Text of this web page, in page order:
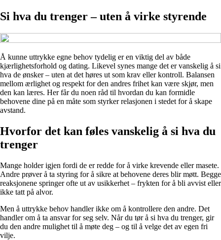
Si hva du trenger – uten å virke styrende
Å kunne uttrykke egne behov tydelig er en viktig del av både
kjærlighetsforhold og dating. Likevel synes mange det er vanskelig å si
hva de ønsker – uten at det høres ut som krav eller kontroll. Balansen
mellom ærlighet og respekt for den andres frihet kan være skjør, men
den kan læres. Her får du noen råd til hvordan du kan formidle
behovene dine på en måte som styrker relasjonen i stedet for å skape
avstand.
Hvorfor det kan føles vanskelig å si hva du
trenger
Mange holder igjen fordi de er redde for å virke krevende eller masete.
Andre prøver å ta styring for å sikre at behovene deres blir møtt. Begge
reaksjonene springer ofte ut av usikkerhet – frykten for å bli avvist eller
ikke tatt på alvor.
Men å uttrykke behov handler ikke om å kontrollere den andre. Det
handler om å ta ansvar for seg selv. Når du tør å si hva du trenger, gir
du den andre mulighet til å møte deg – og til å velge det av egen fri
vilje.